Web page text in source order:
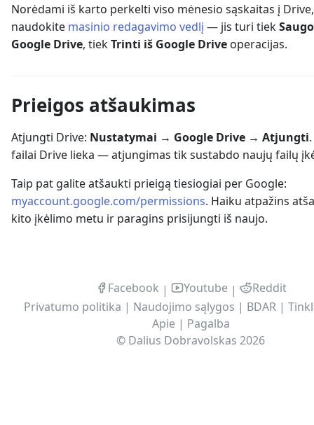
Norėdami iš karto perkelti viso mėnesio sąskaitas į Drive,
naudokite masinio redagavimo vedlį — jis turi tiek
Google Drive, tiekTrinti iš Google Drive operacijas.
Prieigos atšaukimas
Atjungti Drive: Nustatymai → Google Drive → Atjungti
failai Drive lieka — atjungimas tik sustabdo naujų failų
Taip pat galite atšaukti prieigą tiesiogiai per Google:
myaccount.google.com/permissions. Haiku atpažins
kito įkėlimo metu ir paragins prisijungti iš naujo.
Facebook | Youtube|
Reddit
Privatumo politika | Naudojimo sąlygos | BDAR|
Apie| Pagalba
© Dalius Dobravolskas 2026